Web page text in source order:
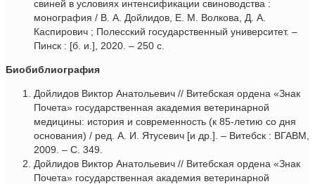
свиней в условиях интенсификации свиноводства :
монография / В. А. Дойлидов, Е. М. Волкова, Д. А.
Каспирович ; Полесский государственный университет. –
Пинск : [б. и.], 2020. – 250 с.
Биобиблиография
Дойлидов Виктор Анатольевич // Витебская ордена «Знак
Почета» государственная академия ветеринарной
медицины: история и современность (к 85-летию со дня
основания) / ред. А. И. Ятусевич [и др.]. – Витебск : ВГАВМ,
2009. – С. 349.
Дойлидов Виктор Анатольевич // Витебская ордена «Знак
Почета» государственная академия ветеринарной